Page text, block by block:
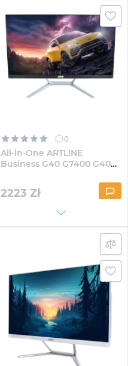
0
All-in-One ARTLINE
Business G40 G7400 G40
2223 Zł